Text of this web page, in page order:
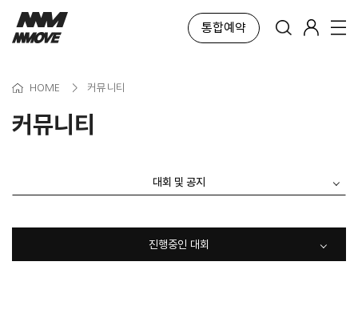
통합예약
HOME > 커뮤니티
커뮤니티
대회 및 공지
진행중인 대회